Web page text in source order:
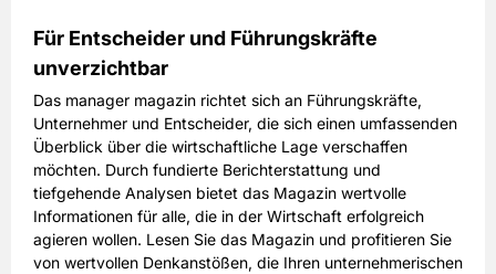
Für Entscheider und Führungskräfte
unverzichtbar
Das manager magazin richtet sich an Führungskräfte,
Unternehmer und Entscheider, die sich einen umfassenden
Überblick über die wirtschaftliche Lage verschaffen
möchten. Durch fundierte Berichterstattung und
tiefgehende Analysen bietet das Magazin wertvolle
Informationen für alle, die in der Wirtschaft erfolgreich
agieren wollen. Lesen Sie das Magazin und profitieren Sie
von wertvollen Denkanstößen, die Ihren unternehmerischen